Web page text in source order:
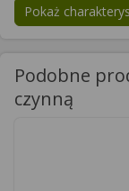
Pokaż
Podobne
czynną